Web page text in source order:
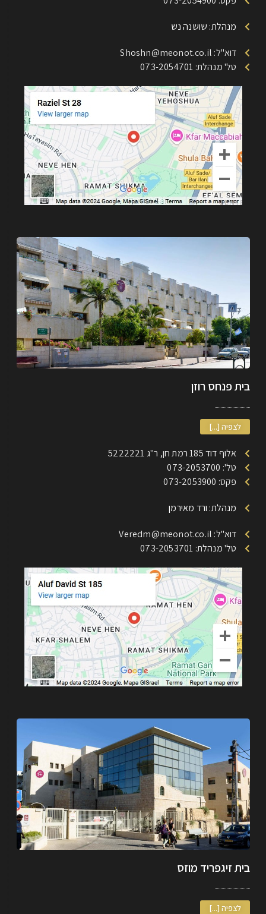
מנהלת: שושנה נש
דוא"ל: Shoshn@meonot.co.il
טל' מנהלת: 073-2054701
בית פנחס רוזן
לצפיה [...]
אלוף דוד 185 רמת חן, ר"ג 5222221
טל': 073-2053700
פקס: 073-2053900
מנהלת: ורד מאירמן
דוא"ל: Veredm@meonot.co.il
טל' מנהלת: 073-2053701
בית זיגפריד מוזס
לצפיה [...]